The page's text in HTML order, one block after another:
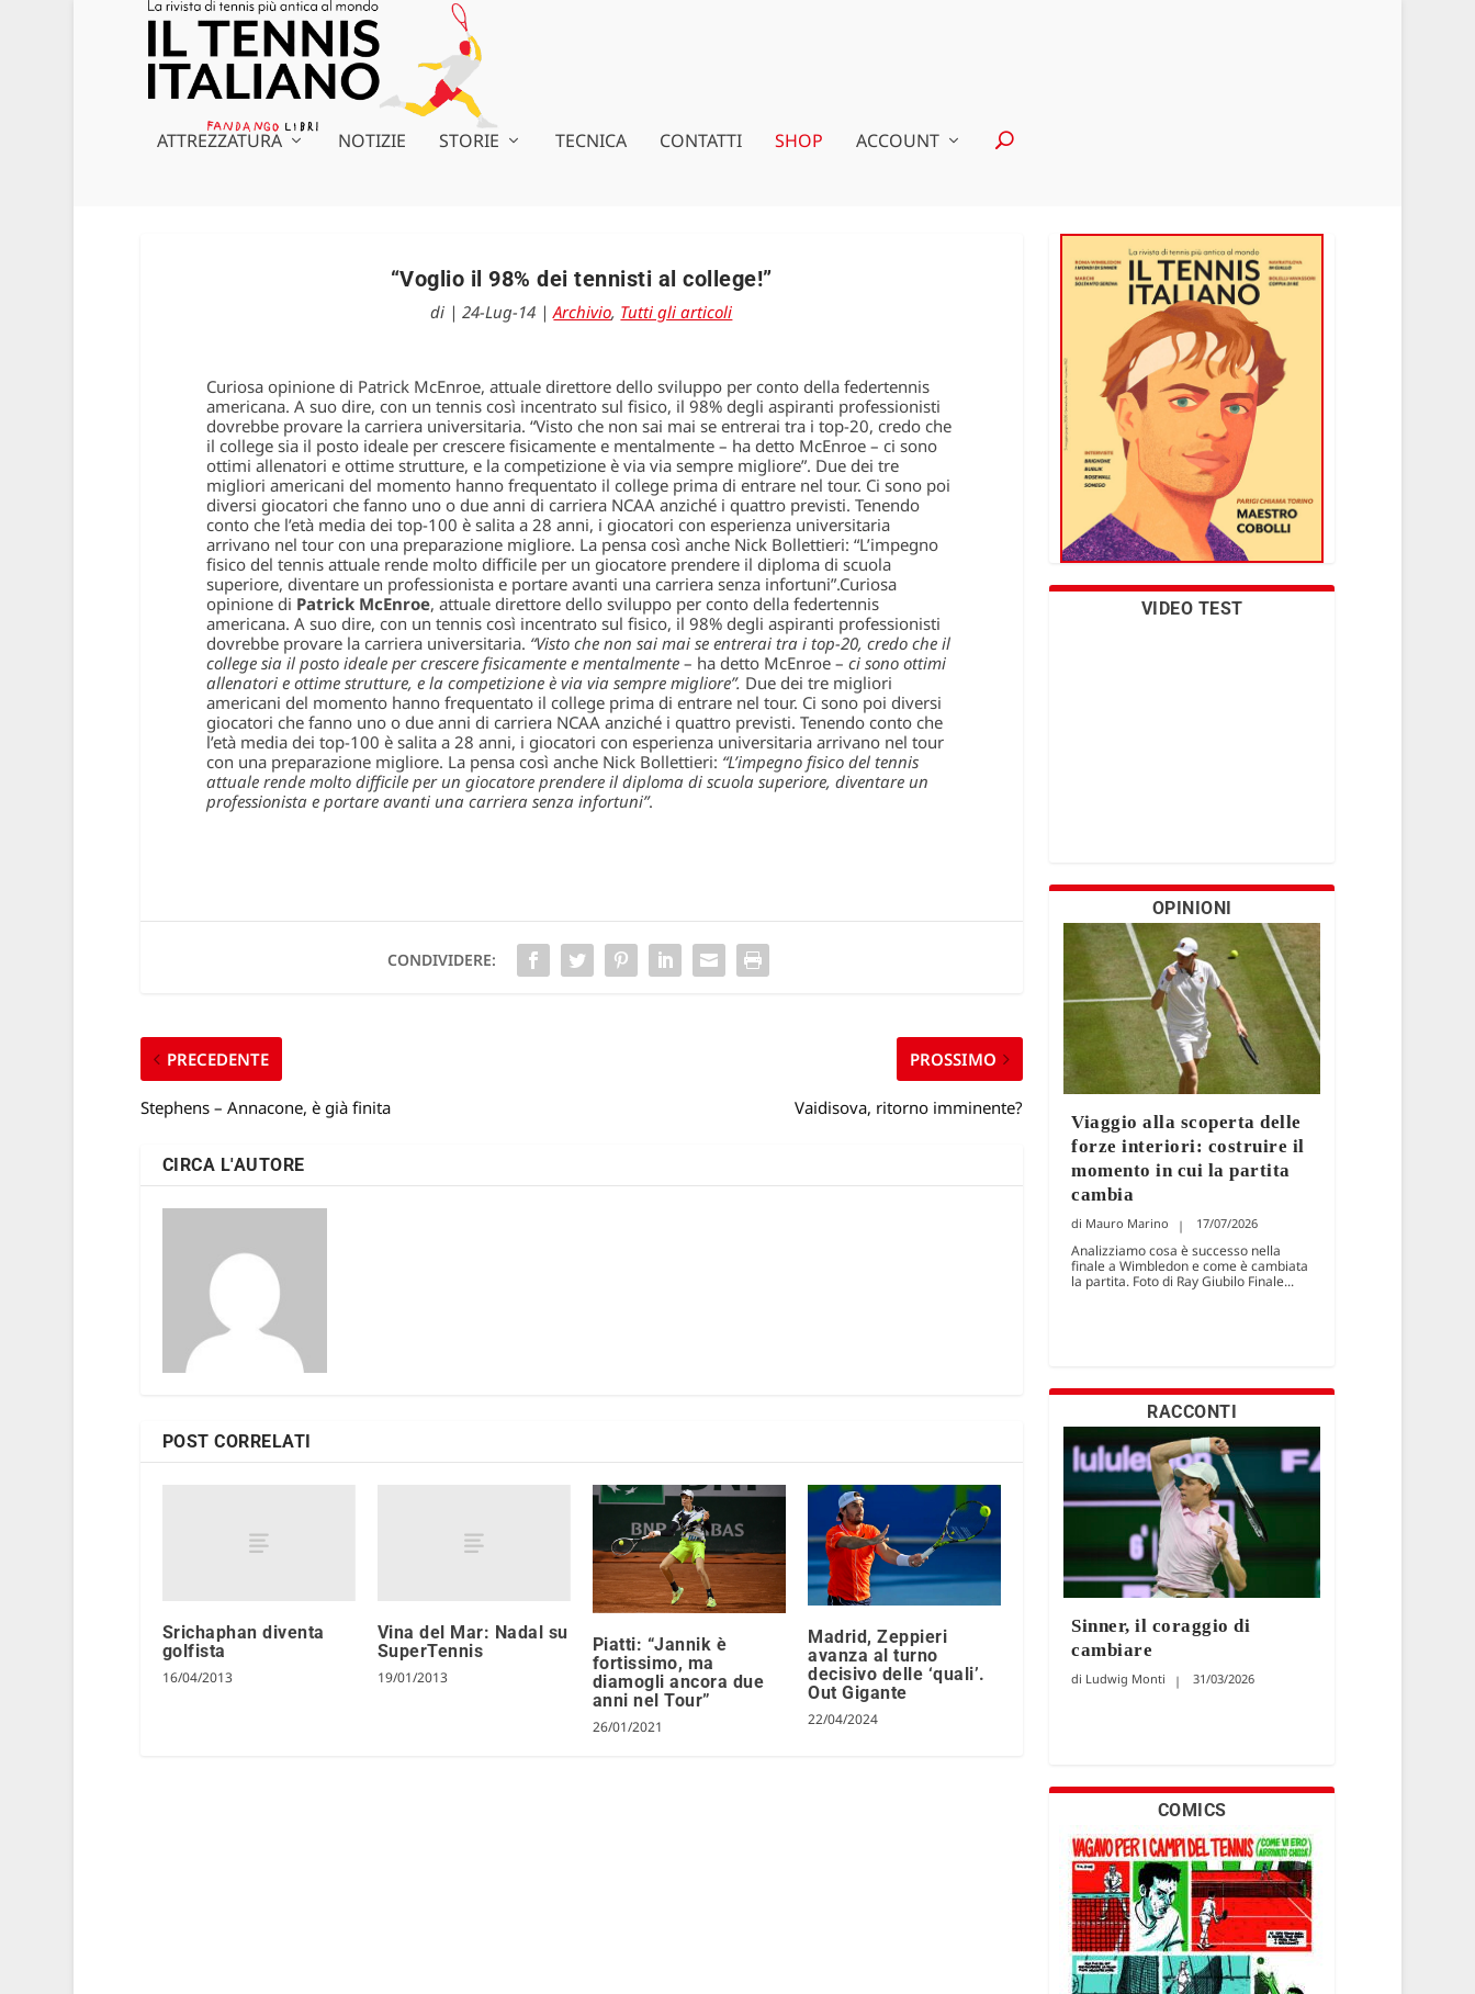
ATTREZZATURA NOTIZIE STORIE TECNICA CONTATTI SHOP ACCOUNT
“Voglio il 98% dei tennisti al college!”
di |24-Lug-14 |Archivio, Tutti gli articoli
Curiosa opinione di Patrick McEnroe, attuale direttore dello sviluppo per conto della federtennis
americana. A suo dire, con un tennis così incentrato sul fisico, il 98% degli aspiranti professionisti
dovrebbe provare la carriera universitaria. “Visto che non sai mai se entrerai tra i top-20, credo che
il college sia il posto ideale per crescere fisicamente e mentalmente – ha detto McEnroe – ci sono
ottimi allenatori e ottime strutture, e la competizione è via via sempre migliore”. Due dei tre
migliori americani del momento hanno frequentato il college prima di entrare nel tour. Ci sono poi
diversi giocatori che fanno uno o due anni di carriera NCAA anziché i quattro previsti. Tenendo
conto che l’età media dei top-100 è salita a 28 anni, i giocatori con esperienza universitaria
arrivano nel tour con una preparazione migliore. La pensa così anche Nick Bollettieri: “L’impegno
fisico del tennis attuale rende molto difficile per un giocatore prendere il diploma di scuola
superiore, diventare un professionista e portare avanti una carriera senza infortuni”.Curiosa
opinione di Patrick McEnroe, attuale direttore dello sviluppo per conto della federtennis
americana. A suo dire, con un tennis così incentrato sul fisico, il 98% degli aspiranti professionisti
dovrebbe provare la carriera universitaria. “Visto che non sai mai se entrerai tra i top-20, credo che il
college sia il posto ideale per crescere fisicamente e mentalmente– ha detto McEnroe – ci sono ottimi
allenatori e ottime strutture, e la competizione è via via sempre migliore”. Due dei tre migliori
americani del momento hanno frequentato il college prima di entrare nel tour. Ci sono poi diversi
giocatori che fanno uno o due anni di carriera NCAA anziché i quattro previsti. Tenendo conto che
l’età media dei top-100 è salita a 28 anni, i giocatori con esperienza universitaria arrivano nel tour
con una preparazione migliore. La pensa così anche Nick Bollettieri: “L’impegno fisico del tennis
attuale rende molto difficile per un giocatore prendere il diploma di scuola superiore, diventare un
professionista e portare avanti una carriera senza infortuni”.
CONDIVIDERE:
PRECEDENTE
Stephens – Annacone, è già finita
PROSSIMO
Vaidisova, ritorno imminente?
CIRCA L'AUTORE
POST CORRELATI
Srichaphan diventa
golfista
16/04/2013
Vina del Mar: Nadal su
SuperTennis
19/01/2013
Piatti: “Jannik è
fortissimo, ma
diamogli ancora due
anni nel Tour”
26/01/2021
Madrid, Zeppieri
avanza al turno
decisivo delle ‘quali’.
Out Gigante
22/04/2024
VIDEO TEST
OPINIONI
Viaggio alla scoperta delle
forze interiori: costruire il
momento in cui la partita
cambia
Mauro Marino 17/07/2026
Analizziamo cosa è successo nella
finale a Wimbledon e come è cambiata
la partita. Foto di Ray Giubilo Finale...
RACCONTI
Sinner, il coraggio di
cambiare
Ludwig Monti 31/03/2026
COMICS